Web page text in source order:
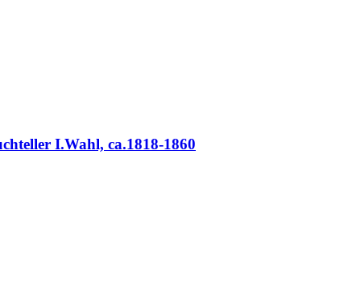
I.Wahl, ca.1818-1860